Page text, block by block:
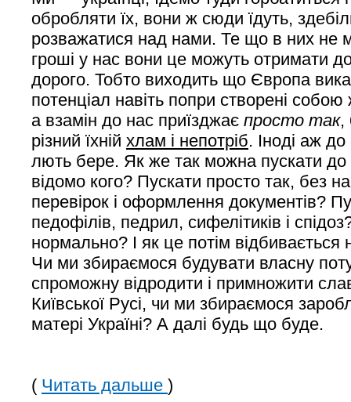
обробляти їх, вони ж сюди їдуть,
розважатися над нами. Те що в них не
гроші у нас вони це можуть отримати
дорого. Тобто виходить що Європа
потенціал навіть попри створені
а взамін до нас приїзджає просто так,
різний їхній хлам і непотріб. Іноді аж
лють бере. Як же так можна пускати до
відомо кого? Пускати просто так, без
перевірок і оформлення документів?
педофілів, педрил, сифелітиків і
нормально? І як це потім відбивається
Чи ми збираємося будувати власну
спроможну відродити і примножити
Київської Русі, чи ми збираємося
матері Україні? А далі будь що буде.
( Читать дальше )